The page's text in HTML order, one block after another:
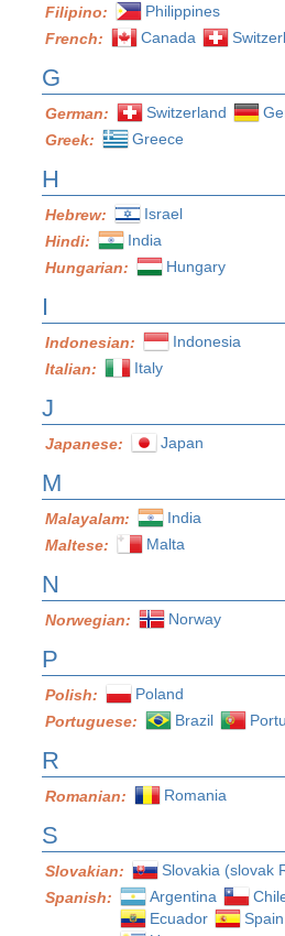
Filipino:
Philippines
French:
Canada
G
German: Switzerland
Greek:
Greece
H
Hebrew:
Israel
Hindi:
India
Hungarian:
Hungary
I
Indonesian:
Indonesia
Italian:
Italy
J
Japanese: Japan
M
Malayalam:
India
Maltese:
Malta
N
Norwegian: Norway
P
Polish:
Poland
Portuguese:
Brazil
R
Romanian: Romania
S
Slovakian:
Slovakia (slovak
Spanish:
Argentina
Ecuador
Spain